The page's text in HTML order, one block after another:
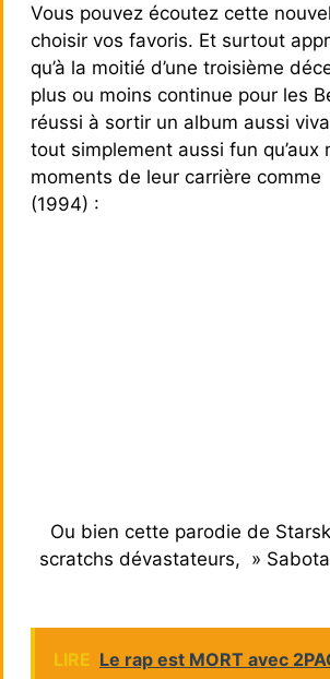
Vous pouvez écoutez cette
choisir vos favoris. Et surtout
qu’à la moitié d’une troisième
plus ou moins continue pour les
réussi à sortir un album aussi
tout simplement aussi fun qu’aux
moments de leur carrière
(1994) :
Ou bien cette parodie de
scratchs dévastateurs, »
LIRE Le rap est MORT avec